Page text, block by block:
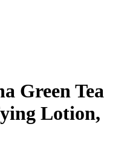
Green Tea
Lotion,